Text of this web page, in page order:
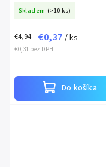
Skladem (>10 ks)
€0,31 bez DPH
€4,94 €0,37 / ks
Do košíka